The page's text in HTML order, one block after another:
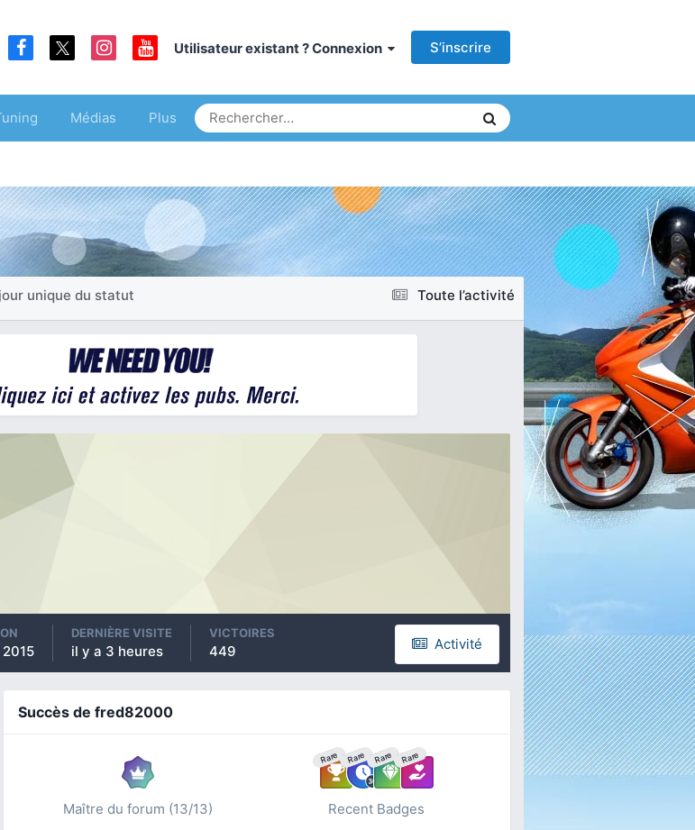
Utilisateur existant ? Connexion S’inscrire
Médias Plus
Toute l’activité
unique du statut
Activité
DERNIÈRE VISITE
il y a 3 heures
VICTOIRES
449
Succès de fred82000
Maître du forum (13/13)
Rare Rare Rare Rare
Recent Badges